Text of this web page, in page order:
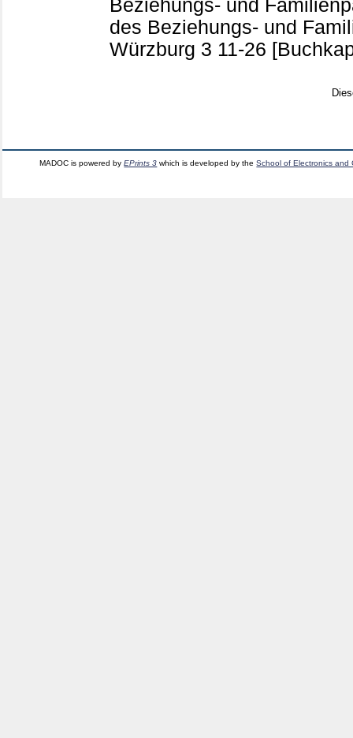
Beziehungs- und
des Beziehungs- und
Würzburg 3 11-26
MADOC is powered byEPrints 3 which is developed by theSchool of Electronics and